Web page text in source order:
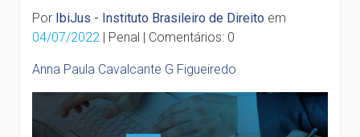
Por IbiJus - Instituto Brasileiro de Direito em
04/07/2022 | Penal | Comentários: 0
Anna Paula Cavalcante G Figueiredo